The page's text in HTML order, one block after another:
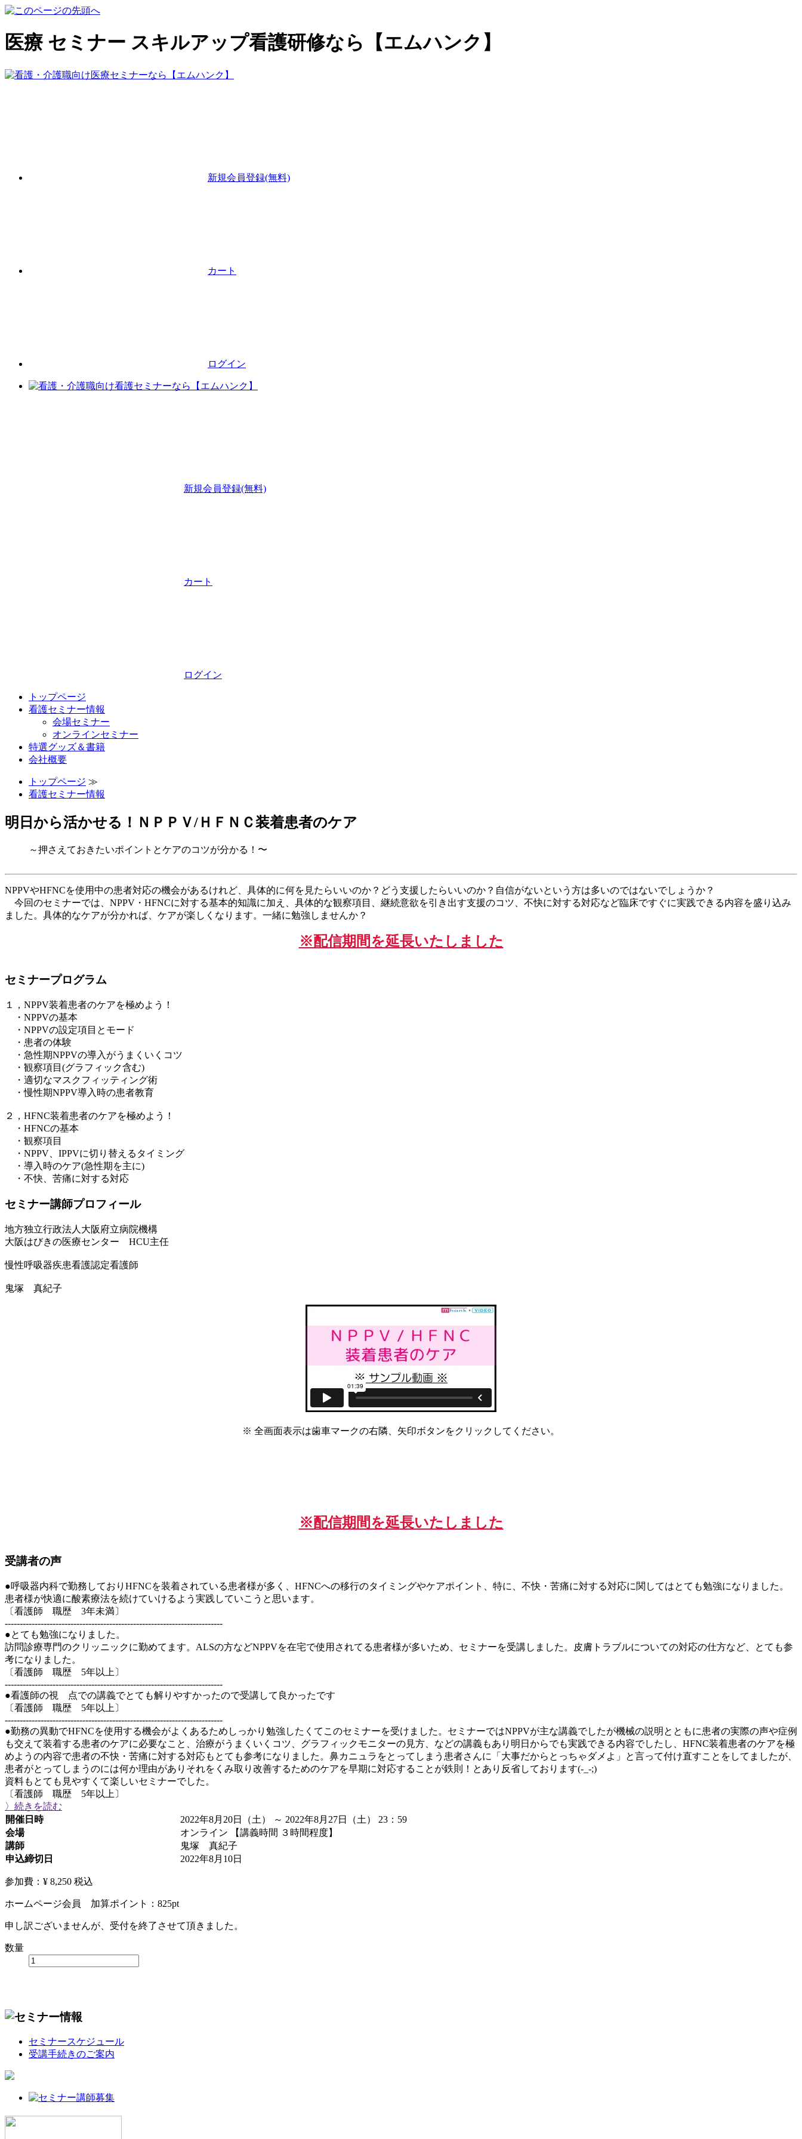
医療 セミナー スキルアップ看護研修なら【エムハンク】
新規会員登録(無料)
カート
ログイン
新規会員登録(無料)
カート
ログイン
トップページ
看護セミナー情報
会場セミナー
オンラインセミナー
特選グッズ＆書籍
会社概要
トップページ ≫
看護セミナー情報
明日から活かせる！ＮＰＰＶ/ＨＦＮＣ装着患者のケア
～押さえておきたいポイントとケアのコツが分かる！〜
NPPVやHFNCを使用中の患者対応の機会があるけれど、具体的に何を見たらいいのか？どう支援したらいいのか？自信がないという方は多いのではないでしょうか？
今回のセミナーでは、NPPV・HFNCに対する基本的知識に加え、具体的な観察項目、継続意欲を引き出す支援のコツ、不快に対する対応など臨床ですぐに実践できる内容を盛り込み
ました。具体的なケアが分かれば、ケアが楽しくなります。一緒に勉強しませんか？
※配信期間を延長いたしました
セミナープログラム
１，NPPV装着患者のケアを極めよう！
・NPPVの基本
・NPPVの設定項目とモード
・患者の体験
・急性期NPPVの導入がうまくいくコツ
・観察項目(グラフィック含む)
・適切なマスクフィッティング術
・慢性期NPPV導入時の患者教育
２，HFNC装着患者のケアを極めよう！
・HFNCの基本
・観察項目
・NPPV、IPPVに切り替えるタイミング
・導入時のケア(急性期を主に)
・不快、苦痛に対する対応
セミナー講師プロフィール
地方独立行政法人大阪府立病院機構
大阪はびきの医療センター HCU主任
慢性呼吸器疾患看護認定看護師
鬼塚 真紀子
※ 全画面表示は歯車マークの右隣、矢印ボタンをクリックしてください。
※配信期間を延長いたしました
受講者の声
●呼吸器内科で勤務しておりHFNCを装着されている患者様が多く、HFNCへの移行のタイミングやケアポイント、特に、不快・苦痛に対する対応に関してはとても勉強になりました。
患者様が快適に酸素療法を続けていけるよう実践していこうと思います。
〔看護師 職歴 3年未満〕
-------------------------------------------------------------------------
●とても勉強になりました。
訪問診療専門のクリッニックに勤めてます。ALSの方などNPPVを在宅で使用されてる患者様が多いため、セミナーを受講しました。皮膚トラブルについての対応の仕方など、とても参
考になりました。
〔看護師 職歴 5年以上〕
-------------------------------------------------------------------------
●看護師の視 点での講義でとても解りやすかったので受講して良かったです
〔看護師 職歴 5年以上〕
-------------------------------------------------------------------------
●勤務の異動でHFNCを使用する機会がよくあるためしっかり勉強したくてこのセミナーを受けました。セミナーではNPPVが主な講義でしたが機械の説明とともに患者の実際の声や症例
も交えて装着する患者のケアに必要なこと、治療がうまくいくコツ、グラフィックモニターの見方、などの講義もあり明日からでも実践できる内容でしたし、HFNC装着患者のケアを極
めようの内容で患者の不快・苦痛に対する対応もとても参考になりました。鼻カニュラをとってしまう患者さんに「大事だからとっちゃダメよ」と言って付け直すことをしてましたが、
患者がとってしまうのには何か理由がありそれをくみ取り改善するためのケアを早期に対応することが鉄則！とあり反省しております(-_-;)
資料もとても見やすくて楽しいセミナーでした。
〔看護師 職歴 5年以上〕
〉続きを読む
開催日時
2022年8月20日（土） ～ 2022年8月27日（土） 23：59
会場
オンライン 【講義時間 ３時間程度】
講師
鬼塚 真紀子
申込締切日
2022年8月10日
参加費：¥ 8,250 税込
ホームページ会員 加算ポイント： 825pt
申し訳ございませんが、受付を終了させて頂きました。
数量
セミナースケジュール
受講手続きのご案内